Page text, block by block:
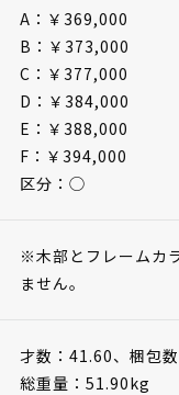
A：￥369,000
B：￥373,000
C：￥377,000
D：￥384,000
E：￥388,000
F：￥394,000
区分：◯
※木部とフレームカ
ません。
才数：41.60、 梱包数
総重量：51.90kg